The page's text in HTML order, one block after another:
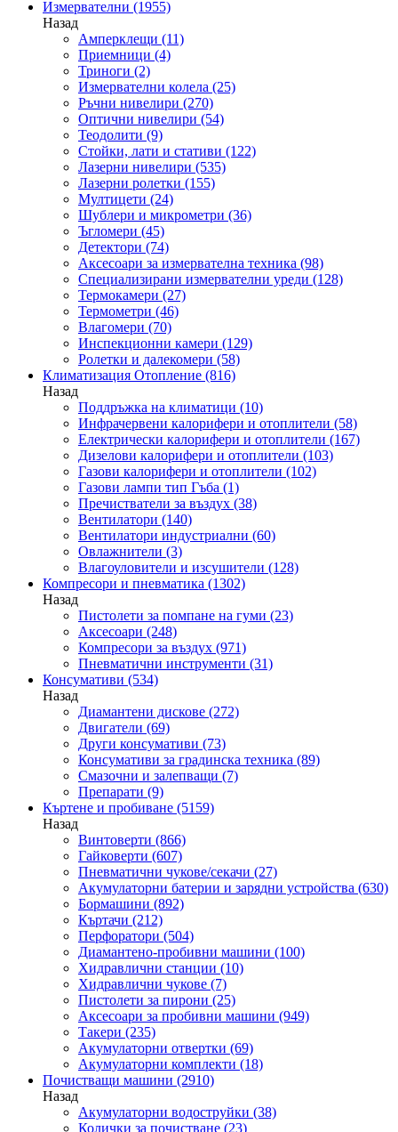
Измервателни (1955)
Назад
Амперклещи (11)
Приемници (4)
Триноги (2)
Измервателни колела (25)
Ръчни нивелири (270)
Оптични нивелири (54)
Теодолити (9)
Стойки, лати и стативи (122)
Лазерни нивелири (535)
Лазерни ролетки (155)
Мултицети (24)
Шублери и микрометри (36)
Ъгломери (45)
Детектори (74)
Аксесоари за измервателна техника (98)
Специализирани измервателни уреди (128)
Термокамери (27)
Термометри (46)
Влагомери (70)
Инспекционни камери (129)
Ролетки и далекомери (58)
Климатизация Отопление (816)
Назад
Поддръжка на климатици (10)
Инфрачервени калорифери и отоплители (58)
Електрически калорифери и отоплители (167)
Дизелови калорифери и отоплители (103)
Газови калорифери и отоплители (102)
Газови лампи тип Гъба (1)
Пречистватели за въздух (38)
Вентилатори (140)
Вентилатори индустриални (60)
Овлажнители (3)
Влагоуловители и изсушители (128)
Компресори и пневматика (1302)
Назад
Пистолети за помпане на гуми (23)
Аксесоари (248)
Компресори за въздух (971)
Пневматични инструменти (31)
Консумативи (534)
Назад
Диамантени дискове (272)
Двигатели (69)
Други консумативи (73)
Консумативи за градинска техника (89)
Смазочни и залепващи (7)
Препарати (9)
Къртене и пробиване (5159)
Назад
Винтоверти (866)
Гайковерти (607)
Пневматични чукове/секачи (27)
Акумулаторни батерии и зарядни устройства (630)
Бормашини (892)
Къртачи (212)
Перфоратори (504)
Диамантено-пробивни машини (100)
Хидравлични станции (10)
Хидравлични чукове (7)
Пистолети за пирони (25)
Аксесоари за пробивни машини (949)
Такери (235)
Акумулаторни отвертки (69)
Акумулаторни комплекти (18)
Почистващи машини (2910)
Назад
Акумулаторни водоструйки (38)
Колички за почистване (23)